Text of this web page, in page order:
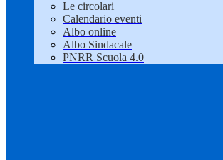
Le circolari
Calendario eventi
Albo online
Albo Sindacale
PNRR Scuola 4.0